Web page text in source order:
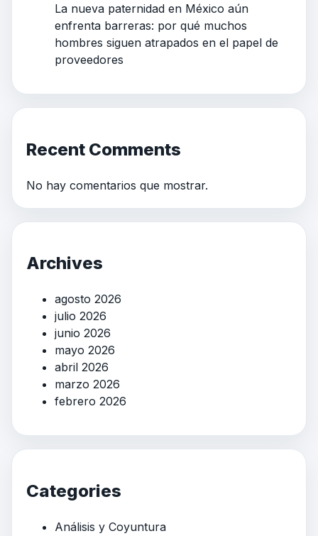
La nueva paternidad en México aún
enfrenta barreras: por qué muchos
hombres siguen atrapados en el papel de
proveedores
Recent Comments
No hay comentarios que mostrar.
Archives
agosto 2026
julio 2026
junio 2026
mayo 2026
abril 2026
marzo 2026
febrero 2026
Categories
Análisis y Coyuntura